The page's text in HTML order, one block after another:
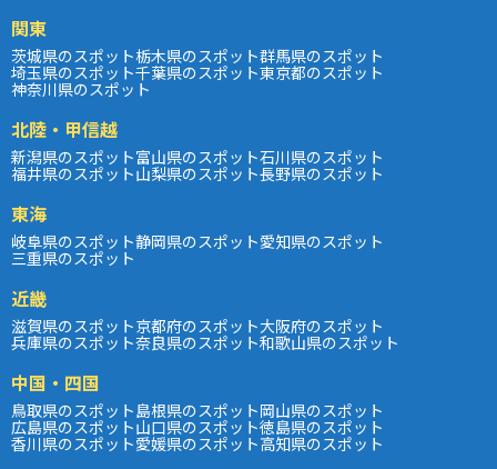
関東
茨城県のスポット栃木県のスポット群馬県のスポット
埼玉県のスポット千葉県のスポット東京都のスポット
神奈川県のスポット
北陸・甲信越
新潟県のスポット富山県のスポット石川県のスポット
福井県のスポット山梨県のスポット長野県のスポット
東海
岐阜県のスポット静岡県のスポット愛知県のスポット
三重県のスポット
近畿
滋賀県のスポット京都府のスポット大阪府のスポット
兵庫県のスポット奈良県のスポット和歌山県のスポット
中国・四国
鳥取県のスポット島根県のスポット岡山県のスポット
広島県のスポット山口県のスポット徳島県のスポット
香川県のスポット愛媛県のスポット高知県のスポット